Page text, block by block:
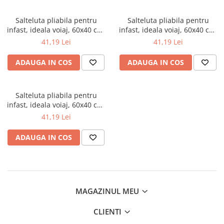
Reductoare antiderapante
Reductoare moi
Seturi cadite 86 cm
Seturi cadite 92 cm
Suporti anatomici plastic
Suporti anatomici textili
Suporti metalici cadite
Mese de infasat Ultra Light 50x70
cm
Patuturi pliabile
Sisteme de siguranta copii
Tampoane si protectii silicon
pentru san
Salteluta pliabila pentru
infast, ideala voiaj, 60x40 cm,
Ceba Baby, Girafa, 305-000-
41,19 Lei
ADAUGA IN COS
Salteluta pliabila pentru
infast, ideala voiaj, 60x40 cm,
Ceba Baby, Stars, 305-094-522
41,19 Lei
ADAUGA IN COS
Salteluta pliabila pentru
infast, ideala voiaj, 60x40 cm,
Ceba Baby, Balerina, 305-090-
41,19 Lei
ADAUGA IN COS
MAGAZINUL MEU
CLIENTI